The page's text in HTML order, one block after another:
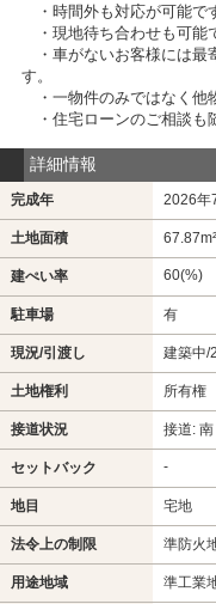
・時間外も対応が可能で
・現地待ち合わせも可能
・車がないお客様には最
す。
・一物件のみではなく他
・住宅ローンのご相談も
詳細情報
完成年 2026年
土地面積 67.87m²
建ぺい率 60(%)
駐車場 有
現況/引渡し 建築中/
土地権利 所有権
接道状況 接道:
セットバック -
地目 宅地
法令上の制限 準防火
用途地域 準工業